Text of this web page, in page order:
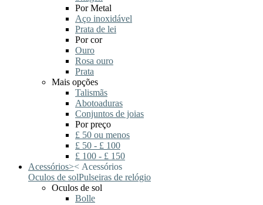
Por Metal
Aço inoxidável
Prata de lei
Por cor
Ouro
Rosa ouro
Prata
Mais opções
Talismãs
Abotoaduras
Conjuntos de joias
Por preço
£ 50 ou menos
£ 50 - £ 100
£ 100 - £ 150
Acessórios>< Acessórios
Oculos de solPulseiras de relógio
Oculos de sol
Bolle